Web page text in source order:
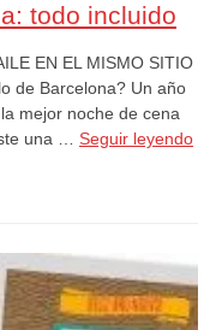
todo incluido
EN EL MISMO SITIO
de Barcelona? Un año
mejor noche de cena
una … Seguir leyendo